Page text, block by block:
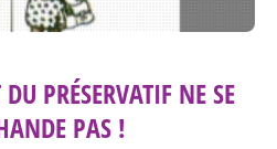
PRÉSERVATIF NE SE
PAS !